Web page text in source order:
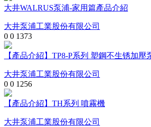
大井WALRUS泵浦-家用篇產品介紹
大井泵浦工業股份有限公司
0 0 1373
【產品介紹】TP8-P系列 塑鋼不生锈加壓
大井泵浦工業股份有限公司
0 0 1256
【產品介紹】TH系列 噴霧機
大井泵浦工業股份有限公司